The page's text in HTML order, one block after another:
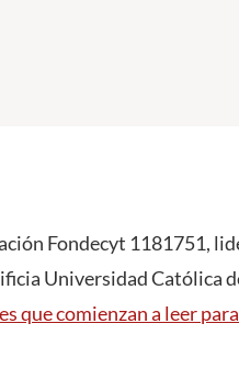
Fondecyt 1181751,
Universidad Católica
que comienzan a leer